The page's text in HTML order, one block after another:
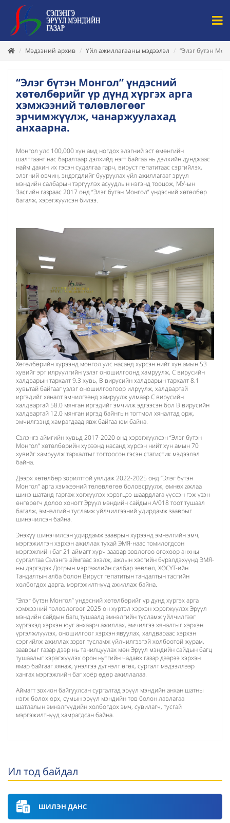
Мэдээний архив Үйл ажиллагааны мэдээлэл “Элэг бүтэн
“Элэг бүтэн Монгол” үндэсний
хөтөлбөрийг үр дүнд хүргэх арга
хэмжээний төлөвлөгөөг
эрчимжүүлж, чанаржуулахад
анхаарна.
Монгол улс 100,000 хүн амд ногдох элэгний эст өмөнгийн
шалтгаант нас баралтаар дэлхийд нэгт байгаа нь дэлхийн дунджаас
найм дахин их гэсэн судалгаа гарч, вируст гепатитаас сэргийлэх,
элэгний өвчин, эндэгдлийг бууруулах үйл ажиллагааг эрүүл
мэндийн салбарын тэргүүлэх асуудлын нэгэнд тооцож, МУ-ын
Засгийн газраас 2017 онд “Элэг бүтэн Монгол” үндэсний хөтөлбөр
баталж, хэрэгжүүлсэн билээ.
Хөтөлбөрийн хүрээнд монгол улс насанд хүрсэн нийт хүн амын 53
хувийг эрт илрүүлгийн үзлэг оношилгоонд хамруулж, С вирусийн
халдварын тархалт 9.3 хувь, В вирусийн халдварын тархалт 8.1
хувьтай байгааг үзлэг оношилгоогоор илрүүлж, халдвартай
иргэдийг хяналт эмчилгээнд хамруулж улмаар С вирусийн
халдвартай 58.0 мянган иргэдийг эмчилж эдгээсэн бол В вирусийн
халдвартай 12.0 мянган иргэд байнгын тогтмол хяналтад орж,
эмчилгээнд хамрагдаад явж байгаа юм байна.
Сэлэнгэ аймгийн хувьд 2017-2020 онд хэрэгжүүлсэн “Элэг бүтэн
Монгол” хөтөлбөрийн хүрээнд насанд хүрсэн нийт хүн амын 70
хувийг хамруулж тархалтыг тогтоосон гэсэн статистик мэдээлэл
байна.
Дээрх хөтөлбөр зорилттой уялдаж 2022-2025 онд “Элэг бүтэн
Монгол” арга хэмжээний төлөвлөгөө боловсруулж, өмнөх ажлаа
шинэ шатанд гаргаж хөгжүүлэх хэрэгцээ шаардлага үүссэн гэж үзэн
өнгөрөгч долоо хоногт Эрүүл мэндийн сайдын А/018 тоот тушаал
баталж, эмнэлгийн тусламж үйлчилгээний удирдамж зааврыг
шинэчилсэн байна.
Энэхүү шинэчилсэн удирдамж зааврын хүрээнд эмнэлгийн эмч,
мэргэжилтэн хэрхэн ажиллах тухай ЭМЯ-наас томилогдсон
мэргэжлийн баг 21 аймагт хүрч заавар зөвлөгөө өгөхөөр анхны
сургалтаа Сэлэнгэ аймгаас эхэлж, ажлын хэсгийн бүрэлдэхүүнд ЭМЯ-
ны дэргэдэх Дотрын мэргэжлийн салбар зөвлөл, ХӨСҮТ-ийн
Тандалтын алба болон Вируст гепатитын тандалтын тасгийн
холбогдох дарга, мэргэжилтнүүд ажиллаж байна.
“Элэг бүтэн Монгол” үндэсний хөтөлбөрийг үр дүнд хүргэх арга
хэмжээний төлөвлөгөөг 2025 он хүртэл хэрхэн хэрэгжүүлэх Эрүүл
мэндийн сайдын багц тушаалд эмнэлгийн тусламж үйлчилгээг
хүргэхэд хэрхэн юуг анхаарч ажиллах, эмчилгээ хяналтыг хэрхэн
үргэлжлүүлэх, оношилгоог хэрхэн явуулах, халдвараас хэрхэн
сэргийлж ажиллах зэрэг тусламж үйлчилгээтэй холбоотой журам,
зааврыг газар дээр нь танилцуулах мөн Эрүүл мэндийн сайдын багц
тушаалыг хэрэгжүүлэх орон нутгийн чадавх газар дээрээ хэрхэн
ямар байгааг хянаж, үнэлгээ дүгнэлт өгөх, сургалт мэдээллээр
хангах мэргэжлийн баг хоёр өдөр ажиллалаа.
Аймагт зохион байгуулсан сургалтад эрүүл мэндийн анхан шатны
нэгж болох өрх, сумын эрүүл мэндийн төв болон лавлагаа
шатлалын эмнэлгүүдийн холбогдох эмч, сувилагч, тусгай
мэргэжилтнүүд хамрагдсан байна.
Ил тод байдал
ШИЛЭН ДАНС